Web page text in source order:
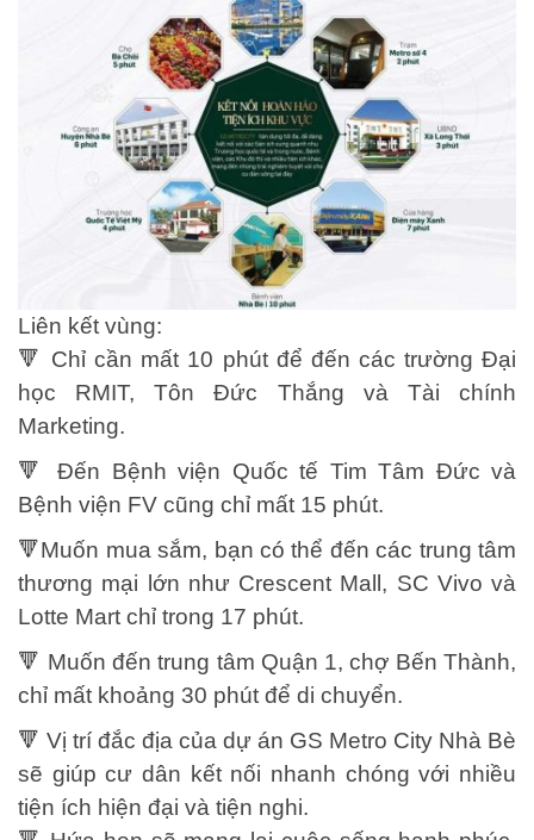
Liên kết vùng:
🔻 Chỉ cần mất 10 phút để đến các trường Đại
học RMIT, Tôn Đức Thắng và Tài chính
Marketing.
🔻 Đến Bệnh viện Quốc tế Tim Tâm Đức và
Bệnh viện FV cũng chỉ mất 15 phút.
🔻Muốn mua sắm, bạn có thể đến các trung tâm
thương mại lớn như Crescent Mall, SC Vivo và
Lotte Mart chỉ trong 17 phút.
🔻 Muốn đến trung tâm Quận 1, chợ Bến Thành,
chỉ mất khoảng 30 phút để di chuyển.
🔻 Vị trí đắc địa của dự án GS Metro City Nhà Bè
sẽ giúp cư dân kết nối nhanh chóng với nhiều
tiện ích hiện đại và tiện nghi.